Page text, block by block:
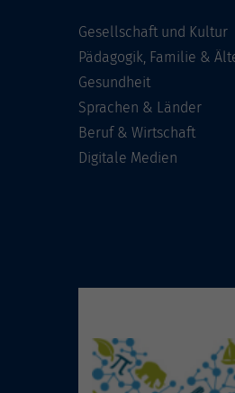
Gesellschaft und Kultur
Pädagogik, Familie &
Gesundheit
Sprachen & Länder
Beruf & Wirtschaft
Digitale Medien